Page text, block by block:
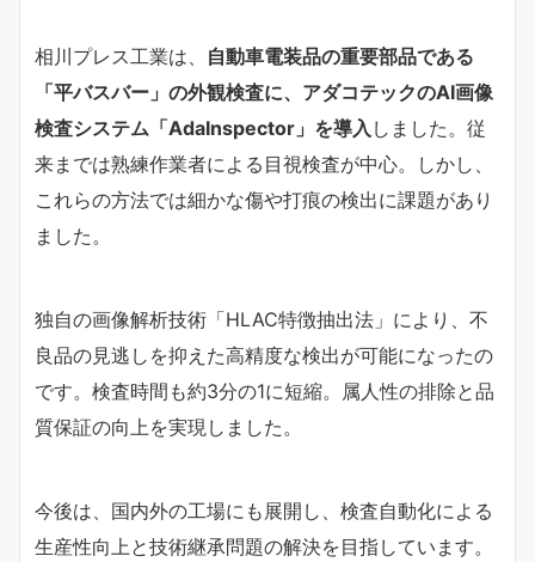
相川プレス工業は、 自動車電装品の重要部品である
「平バスバー」の外観検査に、アダコテックのAI画像
検査システム「AdaInspector」を導入 しました。従
来までは熟練作業者による目視検査が中心。しかし、
これらの方法では細かな傷や打痕の検出に課題があり
ました。
独自の画像解析技術「HLAC特徴抽出法」により、不
良品の見逃しを抑えた高精度な検出が可能になったの
です。検査時間も約3分の1に短縮。属人性の排除と品
質保証の向上を実現しました。
今後は、国内外の工場にも展開し、検査自動化による
生産性向上と技術継承問題の解決を目指しています。